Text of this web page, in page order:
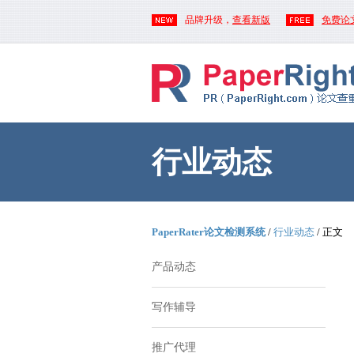
品牌升级， 查看新版 免费论
行业动态
PaperRater论文检测系统/ 行业动态 / 正文
产品动态
写作辅导
推广代理